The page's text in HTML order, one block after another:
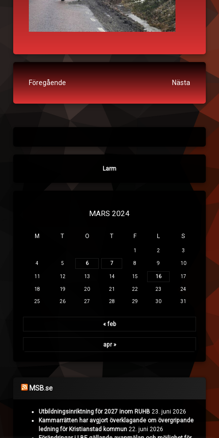
Fortsätt läsa
Föregående Nästa
Larm
MARS 2024
M T O T F L S
1 2 3
4 5 6 7 8 9 10
11 12 13 14 15 16 17
18 19 20 21 22 23 24
25 26 27 28 29 30 31
« feb
apr »
MSB.se
Utbildningsinriktning för 2027 inom RUHB 23. juni 2026
Kammarrätten har avgjort överklagande om övergripande
ledning för Kristianstad kommun 22. juni 2026